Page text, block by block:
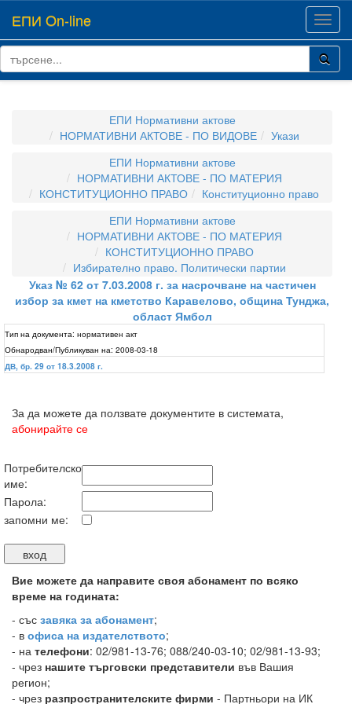
ЕПИ On-line
ЕПИ Нормативни актове
НОРМАТИВНИ АКТОВЕ - ПО ВИДОВЕ
Укази
ЕПИ Нормативни актове
НОРМАТИВНИ АКТОВЕ - ПО МАТЕРИЯ
КОНСТИТУЦИОННО ПРАВО
Конституционно право
ЕПИ Нормативни актове
НОРМАТИВНИ АКТОВЕ - ПО МАТЕРИЯ
КОНСТИТУЦИОННО ПРАВО
Избирателно право. Политически партии
Указ № 62 от 7.03.2008 г. за насрочване на частичен
избор за кмет на кметство Каравелово, община Тунджа,
област Ямбол
Тип на документа: нормативен акт
Обнародван/Публикуван на: 2008-03-18
ДВ, бр. 29 от 18.3.2008 г.
За да можете да ползвате документите в системата,
абонирайте се
Потребителско
име:
Парола:
запомни ме:
Вие можете да направите своя абонамент по всяко
време на годината:
- със завяка за абонамент;
- в офиса на издателството;
- на телефони: 02/981-13-76; 088/240-03-10; 02/981-13-93;
- чрез нашите търговски представители във Вашия
регион;
- чрез разпространителските фирми - Партньори на ИК